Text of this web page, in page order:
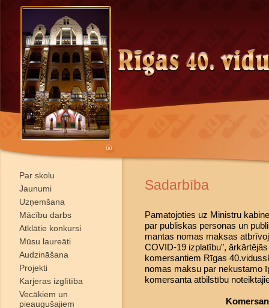
Par skolu
Jaunumi
Uzņemšana
Mācību darbs
Atklātie konkursi
Mūsu laureāti
Audzināšana
Projekti
Karjeras izglītība
Vecākiem un
pieaugušajiem
Sadarbība
Pamatojoties uz Ministru
par publiskas personas un
mantas nomas maksas
COVID-19 izplatību",
komersantiem Rīgas
nomas maksu par nekustamo
komersanta atbilstību